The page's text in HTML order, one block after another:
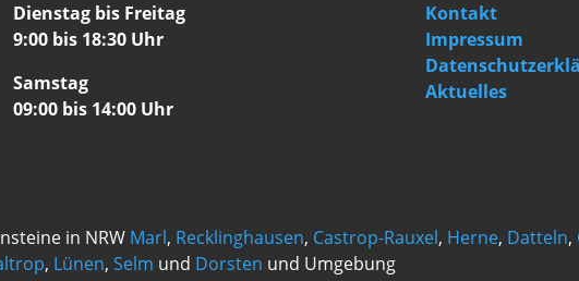
Dienstag bis Freitag
9:00 bis 18:30 Uhr
Samstag
09:00 bis 14:00 Uhr
Kontakt
Impressum
Aktuelles
in NRW Marl, Recklinghausen, Castrop-Rauxel, Herne, Datteln,
, Lünen, Selm und Dorsten und Umgebung